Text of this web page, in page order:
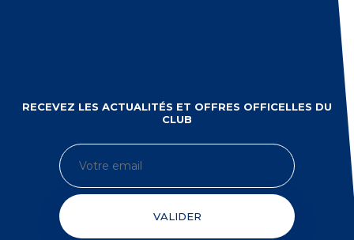
RECEVEZ LES ACTUALITÉS ET OFFRES OFFICELLES DU
CLUB
VALIDER